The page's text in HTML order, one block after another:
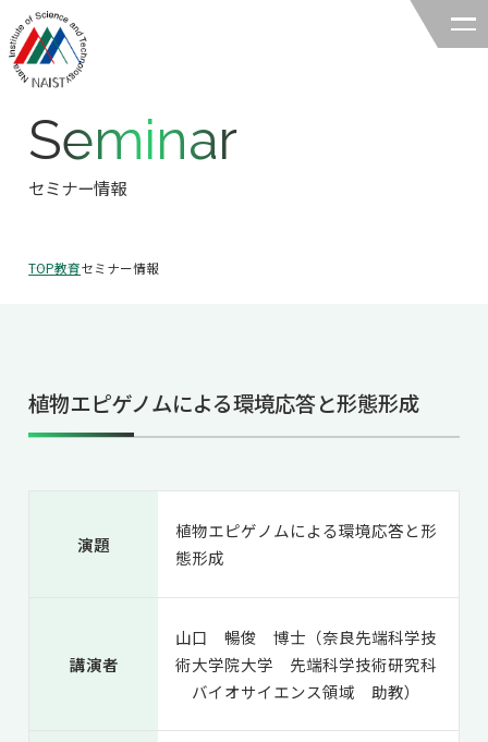
奈良先端科学技術大学院大学
領域の概要・特色
領域賞の紹介
研究室一覧
共用機器・設備紹介
研究成果
教育TOP
5年一貫コースの
国際バイオゼミナール
サマーキャンプ
就職実績
卒業生の声
入試情報
入試情報TOP
研究＆授業
イベント
アクセス
お問い
領域棟
学内限定 ENGLISH
Seminar
セミナー情報
TOP教育セミナー情報
植物エピゲノムによる環境応答と形態形成
演題
植物エピゲノムによる環境応答と形
態形成
講演者
山口 暢俊 博士（奈良先端科学技
術大学院大学 先端科学技術研究科
バイオサイエンス領域 助教）